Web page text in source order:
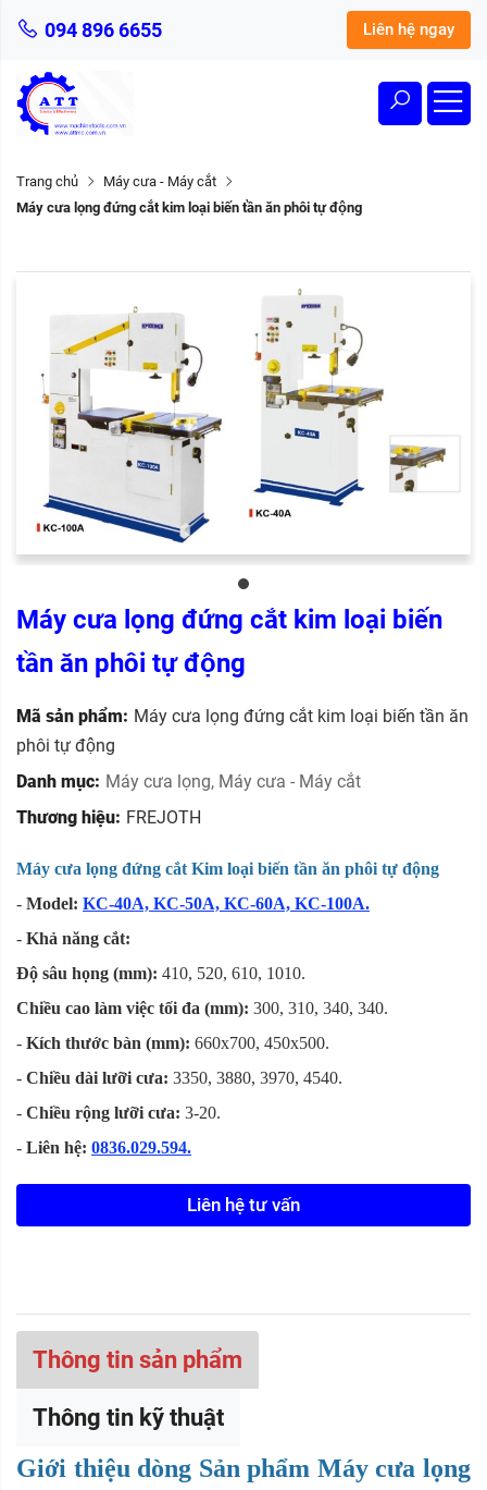
094 896 6655 Liên hệ ngay
Trang chủ
Máy cưa - Máy cắt
Máy cưa lọng đứng cắt kim loại biến tần ăn phôi tự động
Máy cưa lọng đứng cắt kim loại biến
tần ăn phôi tự động
Mã sản phẩm: Máy cưa lọng đứng cắt kim loại biến tần ăn
phôi tự động
Danh mục: Máy cưa lọng, Máy cưa - Máy cắt
Thương hiệu: FREJOTH
Máy cưa lọng đứng cắt Kim loại biến tần ăn phôi tự động
- Model: KC-40A, KC-50A, KC-60A, KC-100A.
- Khả năng cắt:
Độ sâu họng (mm): 410, 520, 610, 1010.
Chiều cao làm việc tối đa (mm): 300, 310, 340, 340.
- Kích thước bàn (mm): 660x700, 450x500.
- Chiều dài lưỡi cưa: 3350, 3880, 3970, 4540.
- Chiều rộng lưỡi cưa: 3-20.
- Liên hệ: 0836.029.594.
Liên hệ tư vấn
Thông tin sản phẩm
Thông tin kỹ thuật
Giới thiệu dòng Sản phẩm Máy cưa lọng